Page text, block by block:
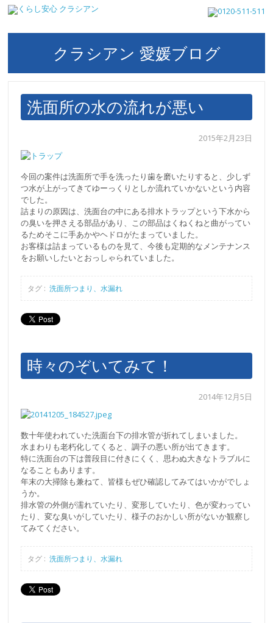
クラシアン 愛媛ブログ
洗面所の水の流れが悪い
2015年2月23日
今回の案件は洗面所で手を洗ったり歯を磨いたりすると、少しず
つ水が上がってきてゆーっくりとしか流れていかないという内容
でした。
詰まりの原因は、洗面台の中にある排水トラップという下水から
の臭いを押さえる部品があり、この部品はくねくねと曲がってい
るためそこに手あかやヘドロがたまっていました。
お客様は詰まっているものを見て、今後も定期的なメンテナンス
をお願いしたいとおっしゃられていました。
タグ :洗面所つまり、水漏れ
時々のぞいてみて！
2014年12月5日
数十年使われていた洗面台下の排水管が折れてしまいました。
水まわりも老朽化してくると、調子の悪い所が出てきます。
特に洗面台の下は普段目に付きにくく、思わぬ大きなトラブルに
なることもあります。
年末の大掃除も兼ねて、皆様もぜひ確認してみてはいかがでしょ
うか。
排水管の外側が濡れていたり、変形していたり、色が変わってい
たり、変な臭いがしていたり、様子のおかしい所がないか観察し
てみてください。
タグ :洗面所つまり、水漏れ